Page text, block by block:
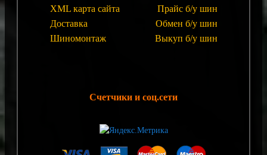
XML карта сайта
Доставка
Шиномонтаж
Прайс б/у шин
Обмен б/у шин
Выкуп б/у шин
Счетчики и соц.сети